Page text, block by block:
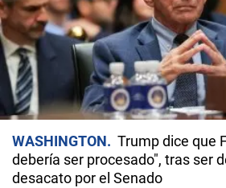
WASHINGTON
Trump dice que
debería ser procesado", tras ser
desacato por el Senado